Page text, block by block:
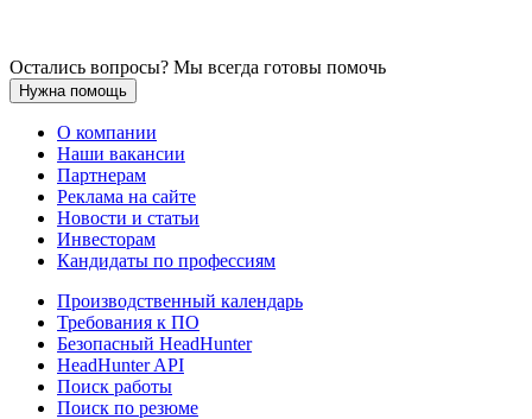
Остались вопросы? Мы всегда готовы помочь
Нужна помощь
О компании
Наши вакансии
Партнерам
Реклама на сайте
Новости и статьи
Инвесторам
Кандидаты по профессиям
Производственный календарь
Требования к ПО
Безопасный HeadHunter
HeadHunter API
Поиск работы
Поиск по резюме